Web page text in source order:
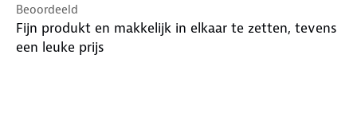
Beoordeeld
Fijn produkt en makkelijk in elkaar te zetten, tevens
een leuke prijs